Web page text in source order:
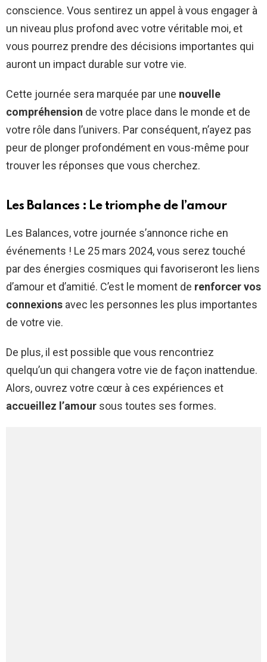
conscience. Vous sentirez un appel à vous engager à
un niveau plus profond avec votre véritable moi, et
vous pourrez prendre des décisions importantes qui
auront un impact durable sur votre vie.
Cette journée sera marquée par une nouvelle
compréhension de votre place dans le monde et de
votre rôle dans l’univers. Par conséquent, n’ayez pas
peur de plonger profondément en vous-même pour
trouver les réponses que vous cherchez.
Les Balances : Le triomphe de l’amour
Les Balances, votre journée s’annonce riche en
événements ! Le 25 mars 2024, vous serez touché
par des énergies cosmiques qui favoriseront les liens
d’amour et d’amitié. C’est le moment de renforcer vos
connexions avec les personnes les plus importantes
de votre vie.
De plus, il est possible que vous rencontriez
quelqu’un qui changera votre vie de façon inattendue.
Alors, ouvrez votre cœur à ces expériences et
accueillez l’amour sous toutes ses formes.